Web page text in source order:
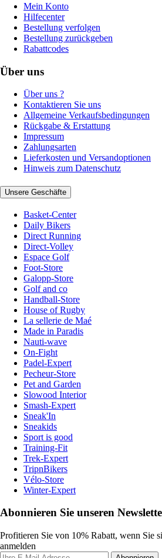
Mein Konto
Hilfecenter
Bestellung verfolgen
Bestellung zurückgeben
Rabattcodes
Über uns
Über uns ?
Kontaktieren Sie uns
Allgemeine Verkaufsbedingungen
Rückgabe & Erstattung
Impressum
Zahlungsarten
Lieferkosten und Versandoptionen
Hinweis zum Datenschutz
Unsere Geschäfte
Basket-Center
Daily Bikers
Direct Running
Direct-Volley
Espace Golf
Foot-Store
Galopp-Store
Golf and co
Handball-Store
House of Rugby
La sellerie de Maé
Made in Paradis
Nauti-wave
On-Fight
Padel-Expert
Pecheur-Store
Pet and Garden
Slowood Interior
Smash-Expert
Sneak'In
Sneakids
Sport is good
Training-Fit
Trek-Expert
TripnBikers
Vélo-Store
Winter-Expert
Abonnieren Sie unseren
Profitieren Sie von 10% Rabatt, wenn Sie
anmelden